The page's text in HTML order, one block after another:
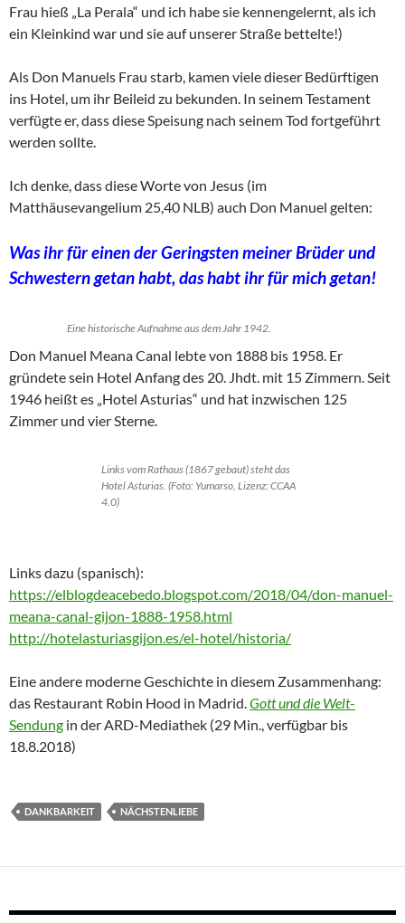
Frau hieß „La Perala“ und ich habe sie kennengelernt, als ich
ein Kleinkind war und sie auf unserer Straße bettelte!)
Als Don Manuels Frau starb, kamen viele dieser Bedürftigen
ins Hotel, um ihr Beileid zu bekunden. In seinem Testament
verfügte er, dass diese Speisung nach seinem Tod fortgeführt
werden sollte.
Ich denke, dass diese Worte von Jesus (im
Matthäusevangelium 25,40 NLB) auch Don Manuel gelten:
Was ihr für einen der Geringsten meiner Brüder und
Schwestern getan habt, das habt ihr für mich getan!
Eine historische Aufnahme aus dem Jahr 1942.
Don Manuel Meana Canal lebte von 1888 bis 1958. Er
gründete sein Hotel Anfang des 20. Jhdt. mit 15 Zimmern. Seit
1946 heißt es „Hotel Asturias“ und hat inzwischen 125
Zimmer und vier Sterne.
Links vom Rathaus (1867 gebaut) steht das
Hotel Asturias. (Foto: Yumarso, Lizenz: CCAA
4.0)
Links dazu (spanisch):
https://elblogdeacebedo.blogspot.com/2018/04/don-manuel-
meana-canal-gijon-1888-1958.html
http://hotelasturiasgijon.es/el-hotel/historia/
Eine andere moderne Geschichte in diesem Zusammenhang:
das Restaurant Robin Hood in Madrid.Gott und die Welt-
Sendung in der ARD-Mediathek (29 Min., verfügbar bis
18.8.2018)
DANKBARKEIT NÄCHSTENLIEBE